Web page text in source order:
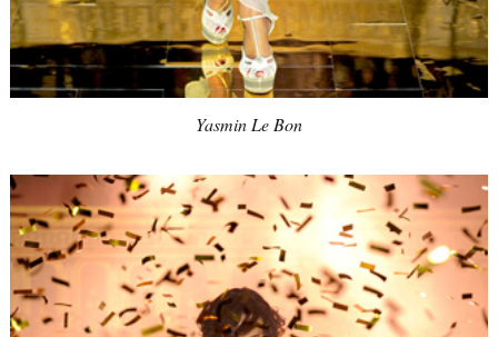
Yasmin Le Bon